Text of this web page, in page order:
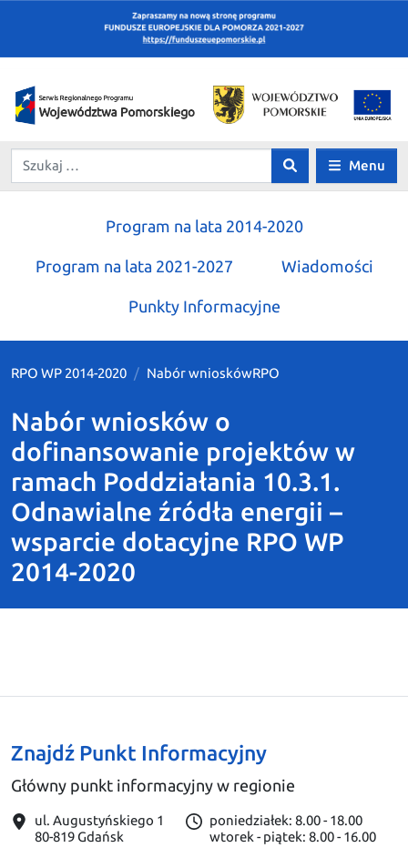
Menu
Program na lata 2014-2020
Program na lata 2021-2027 Wiadomości
Punkty Informacyjne
RPO WP 2014-2020 Nabór wnioskówRPO
Nabór wniosków o
dofinansowanie projektów w
ramach Poddziałania 10.3.1.
Odnawialne źródła energii –
wsparcie dotacyjne RPO WP
2014-2020
Znajdź Punkt Informacyjny
Główny punkt informacyjny w regionie
ul. Augustyńskiego 1
80-819 Gdańsk
poniedziałek: 8.00 - 18.00
wtorek - piątek: 8.00 - 16.00